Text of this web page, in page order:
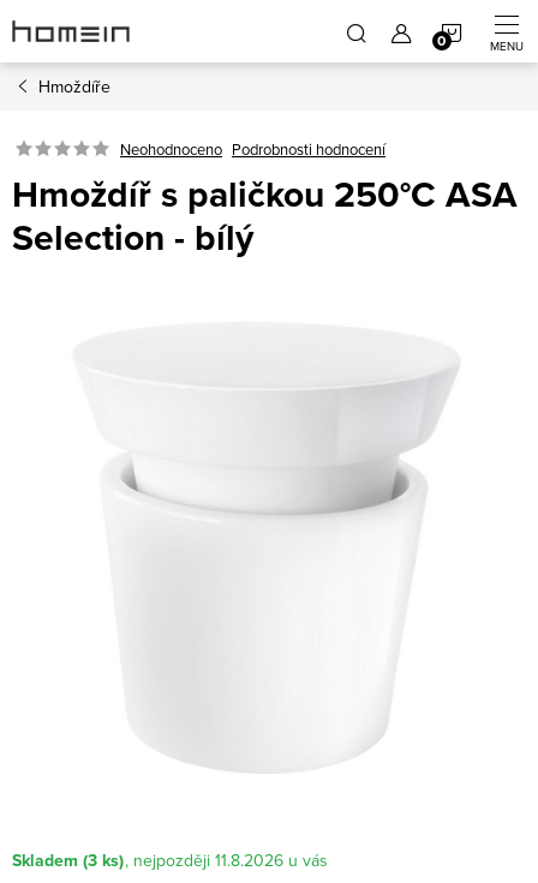
na
obsah
Hmoždíře
Neohodnoceno Podrobnosti hodnocení
Hmoždíř s paličkou 250°C ASA
Selection - bílý
Skladem (3 ks)
11.8.2026